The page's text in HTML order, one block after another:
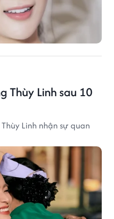
Thùy Linh sau 10
Linh nhận sự quan